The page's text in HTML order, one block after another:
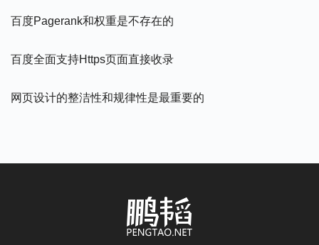
百度pagerank和权重是不存在的
百度全面支持https页面直接收录
网页设计的整洁性和规律性是最重要的